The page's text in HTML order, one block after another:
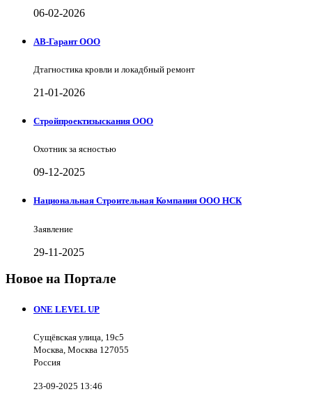
06-02-2026
АВ-Гарант ООО
Дтагностика кровли и локадбный ремонт
21-01-2026
Стройпроектизыскания ООО
Охотник за ясностью
09-12-2025
Национальная Строительная Компания ООО НСК
Заявление
29-11-2025
Новое на Портале
ONE LEVEL UP
Сущёвская улица, 19с5
Москва, Москва 127055
Россия
23-09-2025 13:46